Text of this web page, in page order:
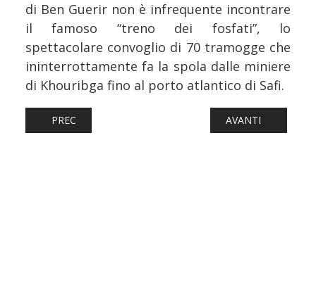
di Ben Guerir non è infrequente incontrare
il famoso “treno dei fosfati”, lo
spettacolare convoglio di 70 tramogge che
ininterrottamente fa la spola dalle miniere
di Khouribga fino al porto atlantico di Safi.
ARTICOLO PRECEDENTE: FERROVIE: IL TAR RESPINGE
PREC ARTICOLO
AVANTI